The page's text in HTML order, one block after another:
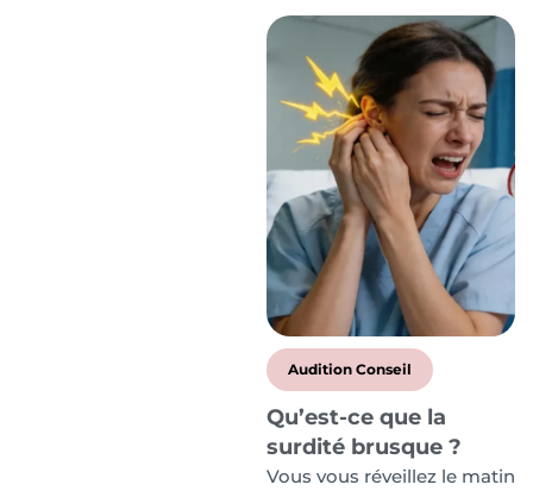
Audition Conseil
Qu’est-ce que la
surdité brusque ?
Vous vous réveillez le matin